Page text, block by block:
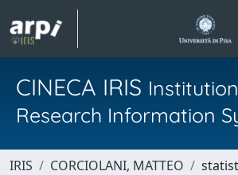
CINECA IRIS
Research Information
IRIS CORCIOLANI, MATTEO